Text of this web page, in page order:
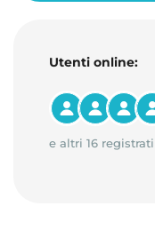
Utenti online:
e altri 16